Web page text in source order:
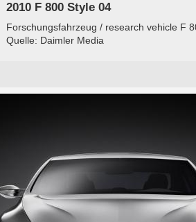
2010 F 800 Style 04
Forschungsfahrzeug / research vehicle F
Quelle: Daimler Media